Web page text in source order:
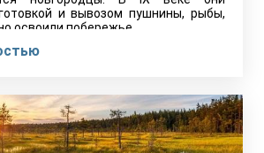
и вывозом пушнины, рыбы,
освоили побережье…